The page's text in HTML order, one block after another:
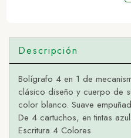
Descripción
Bolígrafo 4 en 1 de
clásico diseño y cuerpo de
color blanco. Suave
De 4 cartuchos, en tintas
Escritura 4 Colores